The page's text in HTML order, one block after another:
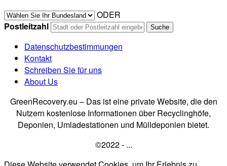
ODER
Postleitzahl
Datenschutzbestimmungen
Kontakt
Schreiben Sie für uns
About Us
GreenRecovery.eu – Das ist eine private Website, die den
Nutzern kostenlose Informationen über Recyclinghöfe,
Deponien, Umladestationen und Mülldeponien bietet.
©2022 - ...